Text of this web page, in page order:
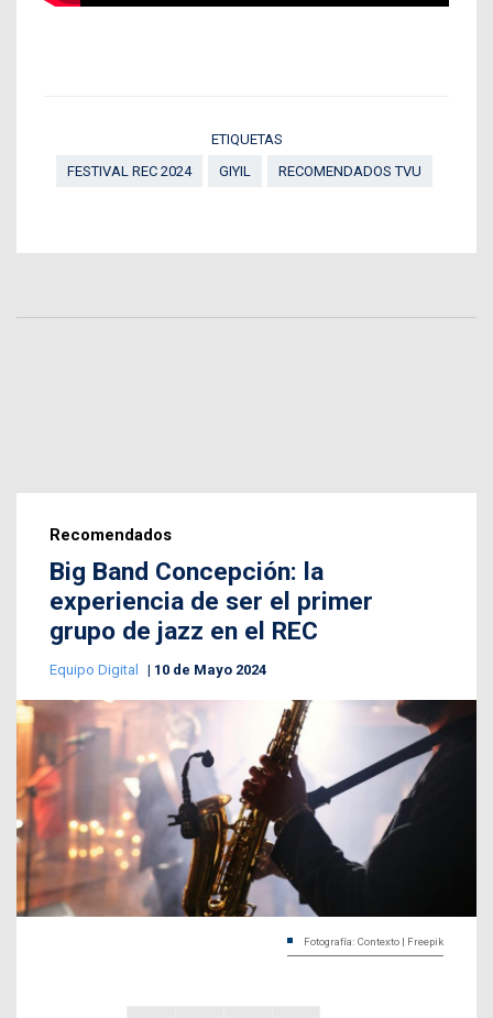
ETIQUETAS
FESTIVAL REC 2024
GIYIL RECOMENDADOS TVU
Recomendados
Big Band Concepción: la
experiencia de ser el primer
grupo de jazz en el REC
Equipo Digital 10 de Mayo 2024
Fotografía: Contexto | Freepik